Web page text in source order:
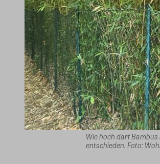
Wie hoch darf Bambus
entschieden. Foto: